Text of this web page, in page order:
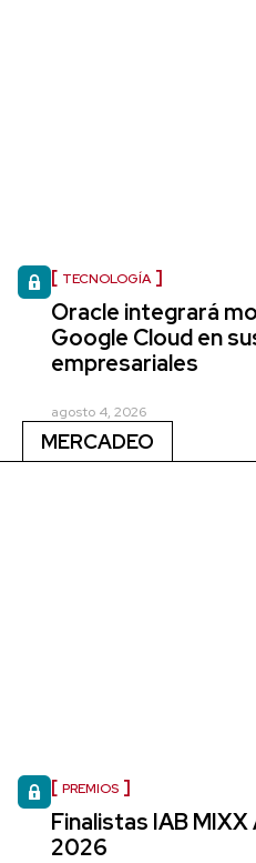
TECNOLOGÍA
Oracle integrará
Google Cloud en
empresariales
agosto 4, 2026
MERCADEO
PREMIOS
Finalistas IAB
2026